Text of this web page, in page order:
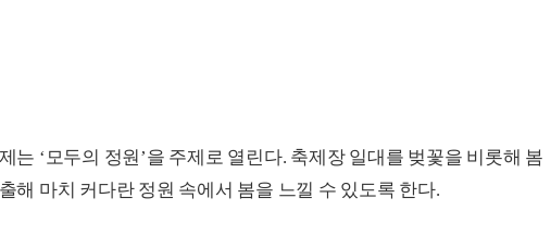
는 ‘모두의 정원’을 주제로 열린다. 축제장 일대를 벚꽃을 비롯해 봄
해 마치 커다란 정원 속에서 봄을 느낄 수 있도록 한다.